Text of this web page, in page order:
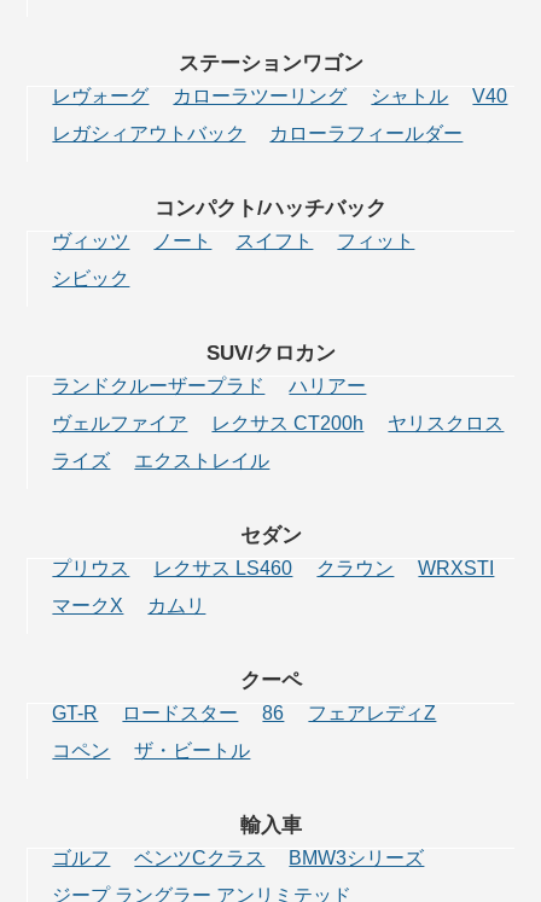
ステーションワゴン
レヴォーグ カローラツーリング シャトル
V40
レガシィアウトバック
カローラフィールダー
コンパクト/ハッチバック
ヴィッツ ノート スイフト
フィット
シビック
SUV/クロカン
ランドクルーザープラド
ハリアー
ヴェルファイア
レクサス CT200h
ヤリスクロス
ライズ
エクストレイル
セダン
プリウス レクサス LS460 クラウン
WRXSTI
マークX
カムリ
クーペ
GT-R ロードスター 86
フェアレディZ
コペン
ザ・ビートル
輸入車
ゴルフ ベンツCクラス
BMW3シリーズ
ジープ ラングラー アンリミテッド